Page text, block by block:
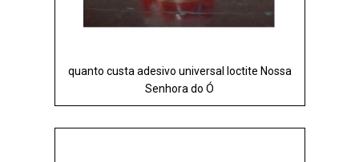
quanto custa adesivo universal loctite Nossa
Senhora do Ó